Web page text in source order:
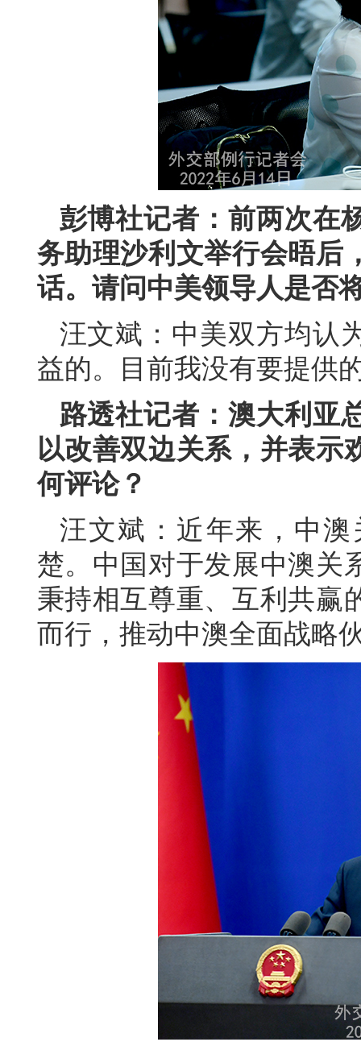
彭博社记者：前两次在
务助理沙利文举行会晤后
话。请问中美领导人是否
汪文斌：中美双方均认
益的。目前我没有要提供
路透社记者：澳大利亚
以改善双边关系，并表示
何评论？
汪文斌：近年来，中
楚。中国对于发展中澳关
秉持相互尊重、互利共赢
而行，推动中澳全面战略